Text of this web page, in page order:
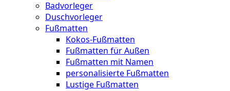
Badvorleger
Duschvorleger
Fußmatten
Kokos-Fußmatten
Fußmatten für Außen
Fußmatten mit Namen
personalisierte Fußmatten
Lustige Fußmatten